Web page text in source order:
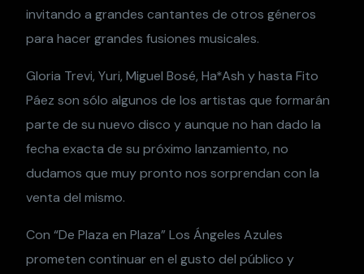
invitando a grandes cantantes de otros géneros
para hacer grandes fusiones musicales.
Gloria Trevi, Yuri, Miguel Bosé, Ha*Ash y hasta Fito
Páez son sólo algunos de los artistas que formarán
parte de su nuevo disco y aunque no han dado la
fecha exacta de su próximo lanzamiento, no
dudamos que muy pronto nos sorprendan con la
venta del mismo.
Con “De Plaza en Plaza” Los Ángeles Azules
prometen continuar en el gusto del público y